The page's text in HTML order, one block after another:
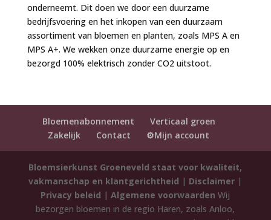
onderneemt. Dit doen we door een duurzame
bedrijfsvoering en het inkopen van een duurzaam
assortiment van bloemen en planten, zoals MPS A en
MPS A+. We wekken onze duurzame energie op en
bezorgd 100% elektrisch zonder CO2 uitstoot.
Bloemenabonnement
Verticaal groen
Zakelijk
Contact ⚙️Mijn account
Bloemsierkunst Groeneveld staat voor kwaliteit,
vakmanschap en klantgerichtheid | Disclaimer |
Privacy beleid |Algemene voorwaarden Wij
bezorgen bloemen in de regio Haren, zoals Anloo,